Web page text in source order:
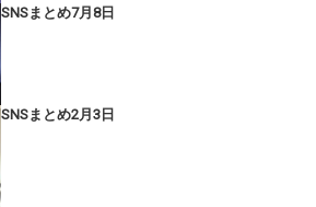
SNSまとめ7月8日
SNSまとめ2月3日